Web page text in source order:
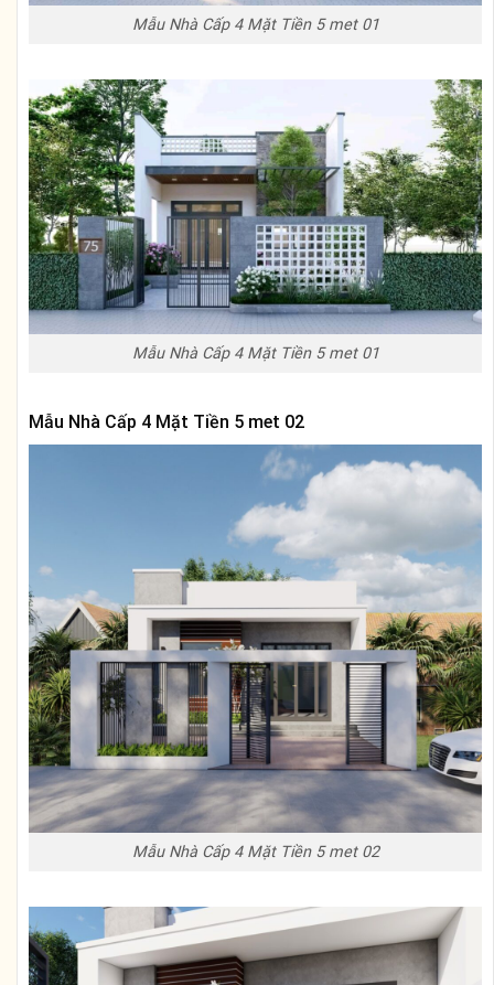
Mẫu Nhà Cấp 4 Mặt Tiền 5 met 01
Mẫu Nhà Cấp 4 Mặt Tiền 5 met 01
Mẫu Nhà Cấp 4 Mặt Tiền 5 met 02
Mẫu Nhà Cấp 4 Mặt Tiền 5 met 02